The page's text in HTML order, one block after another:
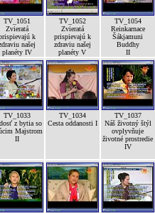
TV_1051
Zvieratá
k
našej
planéty IV
TV_1052
Zvieratá
prispievajú k
zdraviu našej
planéty V
TV_1054
Reinkarnace
Šákjamuni
Buddhy
II
TV_1033
z bytia so
Majstrom
II
TV_1034
Cesta oddanosti I
TV_1037
Náš životný štýl
ovplyvňuje
životné prostredie
IV